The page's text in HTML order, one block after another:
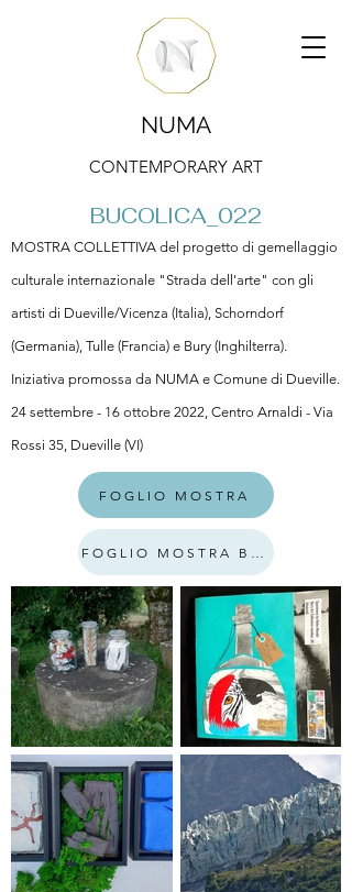
NUMA
CONTEMPORARY ART
BUCOLICA_022
MOSTRA COLLETTIVA del progetto di gemellaggio
culturale internazionale "Strada dell'arte" con gli
artisti di Dueville/Vicenza (Italia), Schorndorf
(Germania), Tulle (Francia) e Bury (Inghilterra).
Iniziativa promossa da NUMA e Comune di Dueville.
24 settembre - 16 ottobre 2022, Centro Arnaldi - Via
Rossi 35, Dueville (VI)
FOGLIO MOSTRA